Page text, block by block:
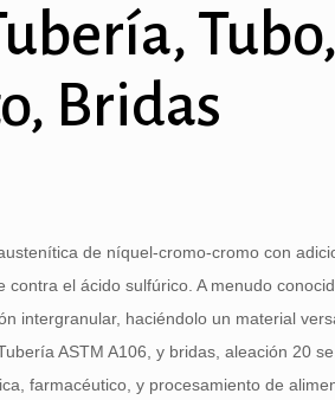
Tubo,
Bridas
de níquel-cromo-cromo con
el ácido sulfúrico. A menudo
intergranular, haciéndolo un material
ASTM A106, y bridas, aleación 20
farmacéutico, y procesamiento de